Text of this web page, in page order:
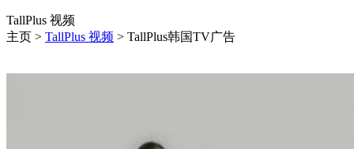
TallPlus 视频
主页 > TallPlus 视频 > TallPlus韩国TV广告